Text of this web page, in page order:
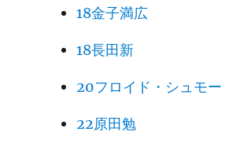
18金子満広
18長田新
20フロイド・シュモー
22原田勉